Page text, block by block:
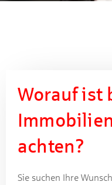
Worauf ist
achten?
Sie suchen Ihre